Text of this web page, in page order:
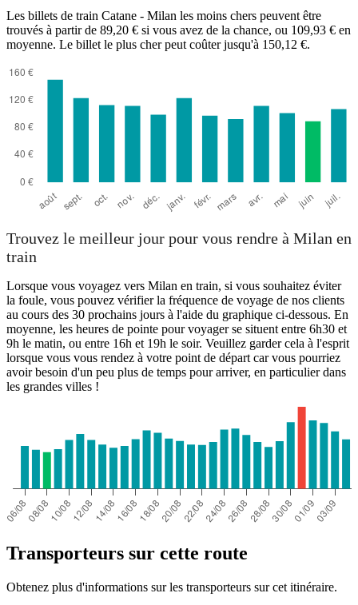
Les billets de train Catane - Milan les moins chers peuvent être
trouvés à partir de 89,20 € si vous avez de la chance, ou 109,93 € en
moyenne. Le billet le plus cher peut coûter jusqu'à 150,12 €.
Trouvez le meilleur jour pour vous rendre à Milan en
train
Lorsque vous voyagez vers Milan en train, si vous souhaitez éviter
la foule, vous pouvez vérifier la fréquence de voyage de nos clients
au cours des 30 prochains jours à l'aide du graphique ci-dessous. En
moyenne, les heures de pointe pour voyager se situent entre 6h30 et
9h le matin, ou entre 16h et 19h le soir. Veuillez garder cela à l'esprit
lorsque vous vous rendez à votre point de départ car vous pourriez
avoir besoin d'un peu plus de temps pour arriver, en particulier dans
les grandes villes !
Transporteurs sur cette route
Obtenez plus d'informations sur les transporteurs sur cet itinéraire.